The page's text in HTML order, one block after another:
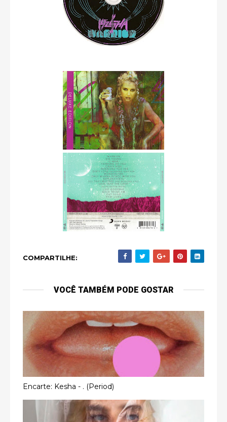
COMPARTILHE:
VOCÊ TAMBÉM PODE GOSTAR
Encarte: Kesha - . (Period)